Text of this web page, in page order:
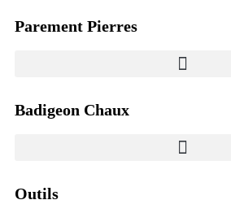
Parement Pierres
Badigeon Chaux
Outils